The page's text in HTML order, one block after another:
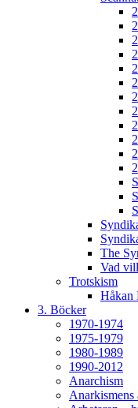
The
Vad
Trotskism
Håkan
3. Böcker
1970-1974
1975-1979
1980-1989
1990-2012
Anarchism
Anarkismens